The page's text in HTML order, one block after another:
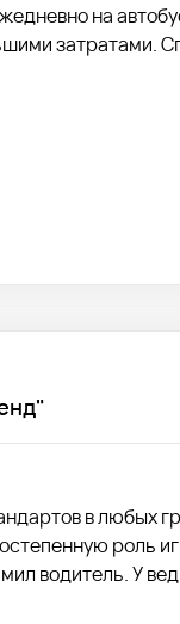
на
затратами.
в любых
роль
водитель. У